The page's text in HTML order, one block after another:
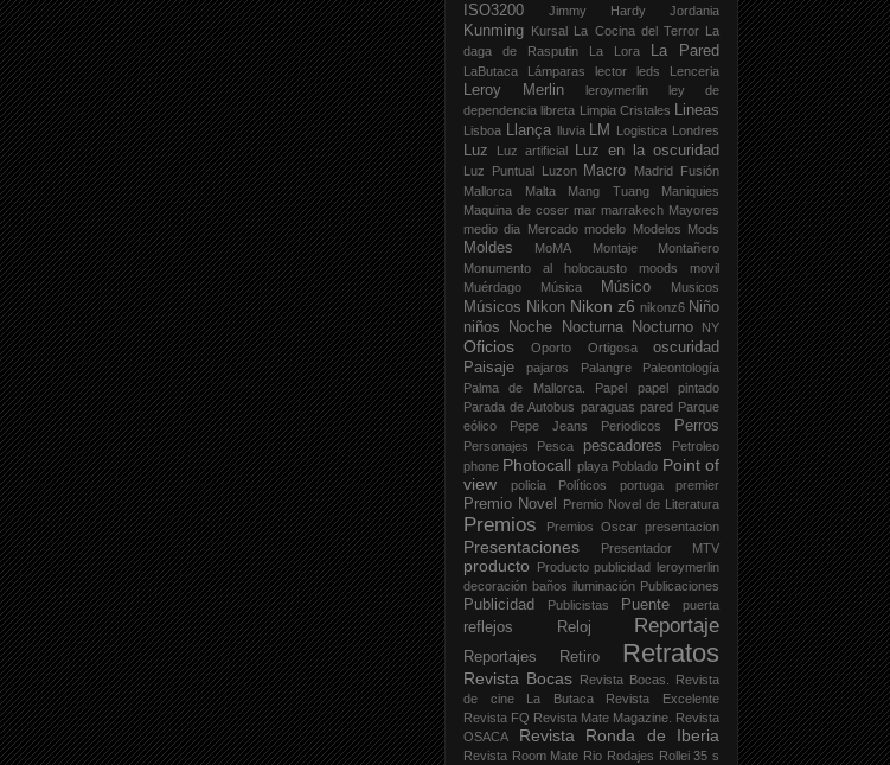
ISO3200
Jimmy Hardy Jordania
Kunming Kursal La Cocina del Terror La
daga de Rasputin
La Lora La Pared
LaButaca Lámparas lector leds Lenceria
Leroy Merlin leroymerlin
ley de
dependencia libreta Limpia Cristales Lineas
Lisboa Llança lluvia LM Logistica Londres
Luz Luz artificial Luz en la oscuridad
Luz Puntual Luzon Macro
Madrid Fusión
Mallorca
Malta Mang Tuang
Maniquies
Maquina de coser mar marrakech Mayores
medio dia Mercado modelo Modelos Mods
Moldes MoMA Montaje
Montañero
Monumento al holocausto
moods
movil
Muérdago
Música Músico Musicos
Músicos Nikon Nikon z6 nikonz6 Niño
niños
Noche Nocturna Nocturno NY
Oficios Oporto Ortigosa
oscuridad
Paisaje
pajaros Palangre
Paleontología
Palma de Mallorca.
Papel
papel pintado
Parada de Autobus paraguas pared Parque
eólico
Pepe Jeans Periodicos Perros
Personajes Pesca pescadores
Petroleo
phone Photocall playa Poblado Point of
view
policia Políticos portuga premier
Premio Novel Premio Novel de Literatura
Premios Premios Oscar presentacion
Presentaciones Presentador MTV
producto
Producto publicidad leroymerlin
decoración baños iluminación Publicaciones
Publicidad Publicistas Puente puerta
reflejos Reloj Reportaje
Reportajes Retiro Retratos
Revista Bocas Revista Bocas.
Revista
de cine La Butaca
Revista Excelente
Revista FQ Revista Mate Magazine. Revista
OSACA
Revista Ronda de Iberia
Revista Room Mate Rio Rodajes Rollei 35 s